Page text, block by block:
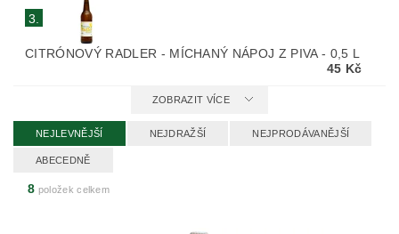
3.
CITRÓNOVÝ RADLER - MÍCHANÝ NÁPOJ Z PIVA - 0,5 L
45 Kč
ZOBRAZIT VÍCE
NEJLEVNĚJŠÍ NEJDRAŽŠÍ NEJPRODÁVANĚJŠÍ
ABECEDNĚ
8 položek celkem